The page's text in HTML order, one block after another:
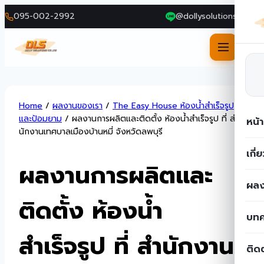
095-002-2992 @dollysolutions
หน้
เกี่
ผล
บท
ติด
content
Home / ผลงานของเรา / The Easy House ห้องน้ำสำเร็จรูป
และป้อมยาม / ผลงานการผลิตและติดตั้ง ห้องน้ำสำเร็จรูป ที่ สํา
นักงานเทศบาลเมืองบ้านหมี่ จังหวัดลพบุรี
ผลงานการผลิตและ
ติดตั้ง ห้องน้ำ
สำเร็จรูป ที่ สํานักงาน